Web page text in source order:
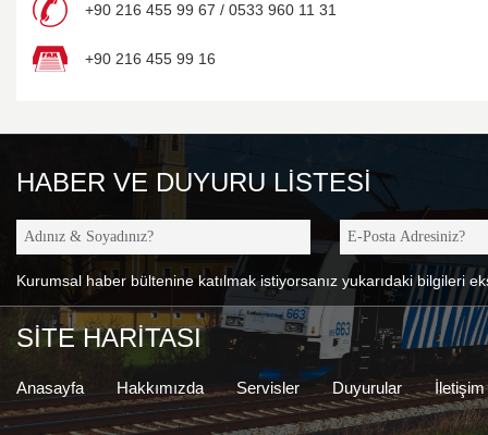
+90 216 455 99 67 / 0533 960 11 31
+90 216 455 99 16
HABER VE DUYURU LISTESI
Kurumsal haber bültenine katılmak istiyorsanız yukarıdaki bilgileri
SİTE HARİTASI
Anasayfa Hakkımızda Servisler Duyurular İletişim